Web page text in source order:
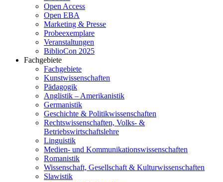
Open Access
Open EBA
Marketing & Presse
Probeexemplare
Veranstaltungen
BiblioCon 2025
Fachgebiete
Fachgebiete
Kunstwissenschaften
Pädagogik
Anglistik – Amerikanistik
Germanistik
Geschichte & Politikwissenschaften
Rechtswissenschaften, Volks- &
Betriebswirtschaftslehre
Linguistik
Medien- und Kommunikationswissenschaften
Romanistik
Wissenschaft, Gesellschaft & Kulturwissenschaften
Slawistik